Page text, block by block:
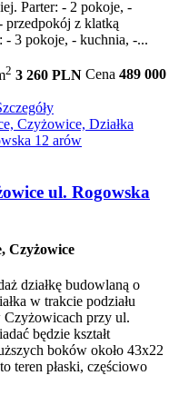
Parter: - 2 pokoje, -
przedpokój z klatką
- 3 pokoje, - kuchnia, -...
2 3 260 PLN Cena 489 000
ul. Rogowska
Czyżowice
działkę budowlaną o
w trakcie podziału
Czyżowicach przy ul.
będzie kształt
boków około 43x22
teren płaski, częściowo